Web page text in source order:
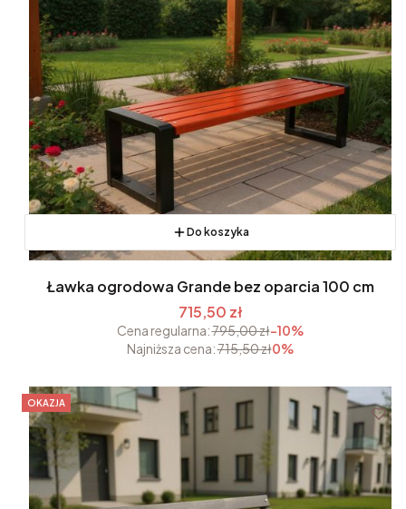
Do koszyka
Ławka ogrodowa Grande bez oparcia 100 cm
715,50 zł
Cena regularna:795,00 zł-10%
Najniższa cena:715,50 zł0%
OKAZJA